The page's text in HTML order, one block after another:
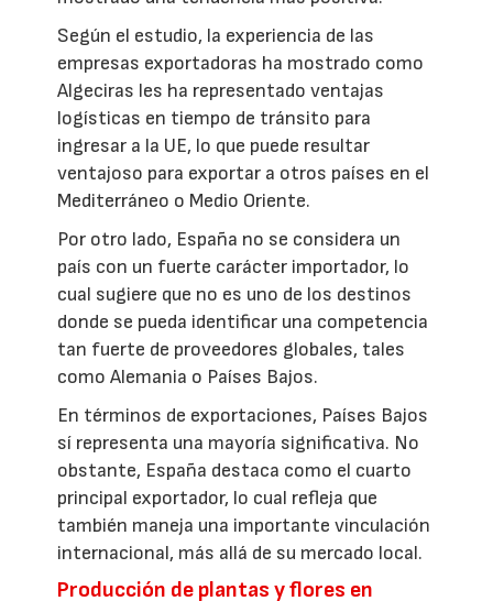
Según el estudio, la experiencia de las
empresas exportadoras ha mostrado como
Algeciras les ha representado ventajas
logísticas en tiempo de tránsito para
ingresar a la UE, lo que puede resultar
ventajoso para exportar a otros países en el
Mediterráneo o Medio Oriente.
Por otro lado, España no se considera un
país con un fuerte carácter importador, lo
cual sugiere que no es uno de los destinos
donde se pueda identificar una competencia
tan fuerte de proveedores globales, tales
como Alemania o Países Bajos.
En términos de exportaciones, Países Bajos
sí representa una mayoría significativa. No
obstante, España destaca como el cuarto
principal exportador, lo cual refleja que
también maneja una importante vinculación
internacional, más allá de su mercado local.
Producción de plantas y flores en